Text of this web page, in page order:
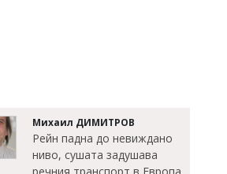
Михаил ДИМИТРОВ
Рейн падна до невиждано
ниво, сушата задушава